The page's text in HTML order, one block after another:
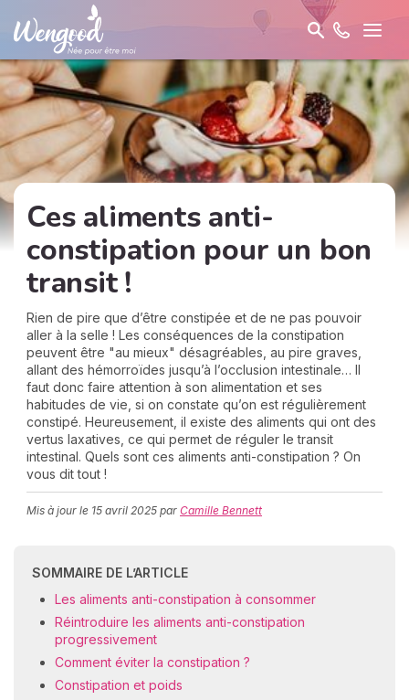
Ces aliments anti-
constipation pour un bon
transit !
Rien de pire que d’être constipée et de ne pas pouvoir
aller à la selle ! Les conséquences de la constipation
peuvent être "au mieux" désagréables, au pire graves,
allant des hémorroïdes jusqu’à l’occlusion intestinale… Il
faut donc faire attention à son alimentation et ses
habitudes de vie, si on constate qu’on est régulièrement
constipé. Heureusement, il existe des aliments qui ont des
vertus laxatives, ce qui permet de réguler le transit
intestinal. Quels sont ces aliments anti-constipation ? On
vous dit tout !
Mis à jour le 15 avril 2025 par Camille Bennett
SOMMAIRE DE L’ARTICLE
Les aliments anti-constipation à consommer
Réintroduire les aliments anti-constipation
progressivement
Comment éviter la constipation ?
Constipation et poids